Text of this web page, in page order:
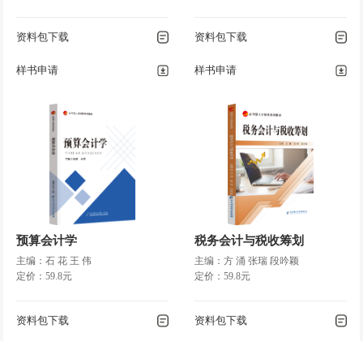
资料包下载
样书申请
资料包下载
样书申请
预算会计学
主编：石 花 王 伟
定价：59.8元
资料包下载
税务会计与税收筹划
主编：方 涌 张瑞 段吟颖
定价：59.8元
资料包下载